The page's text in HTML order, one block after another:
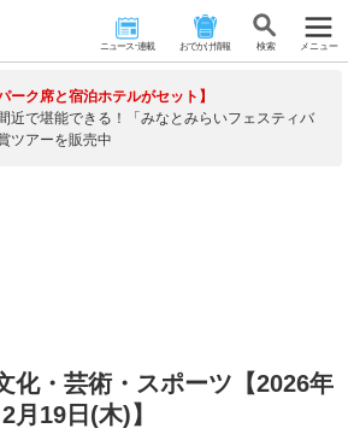
ニュース･連載 おでかけ情報 検 索 メニュー
ーク席と宿泊ホテルがセット】
近で堪能できる！「みなとみらいフェスティバ
ツアーを販売中
化・芸術・スポーツ【2026年
2月19日(木)】